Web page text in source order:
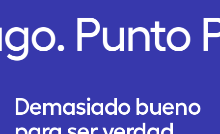
Punto
Demasiado bueno